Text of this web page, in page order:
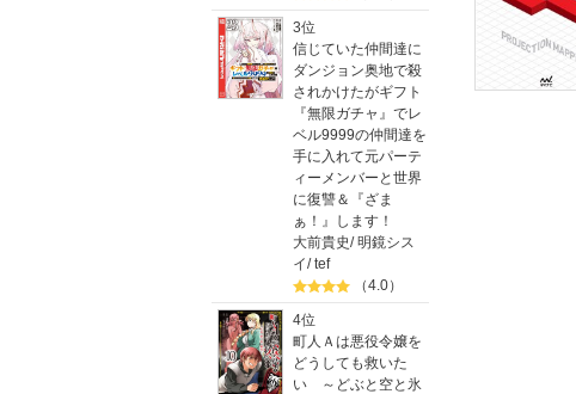
3位
信じていた仲間達に
ダンジョン奥地で殺
されかけたがギフト
『無限ガチャ』でレ
ベル9999の仲間達を
手に入れて元パーテ
ィーメンバーと世界
に復讐＆『ざま
ぁ！』します！
大前貴史/明鏡シス
イ/tef
（4.0）
4位
町人Ａは悪役令嬢を
どうしても救いた
い ～どぶと空と氷